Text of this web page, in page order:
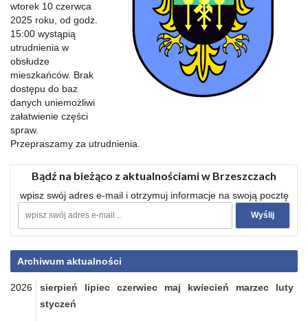
wtorek 10 czerwca
2025 roku, od godz.
15:00 wystąpią
utrudnienia w
obsłudze
mieszkańców. Brak
dostępu do baz
danych uniemożliwi
załatwienie części
spraw.
Przepraszamy za utrudnienia.
Bądź na bieżąco z aktualnościami w Brzeszczach
wpisz swój adres e-mail i otrzymuj informacje na swoją pocztę
Archiwum aktualności
2026 sierpień lipiec czerwiec maj kwiecień marzec
luty
styczeń